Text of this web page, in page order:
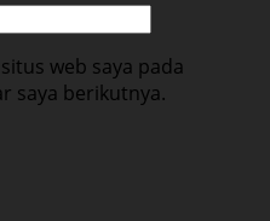
web saya pada
saya berikutnya.